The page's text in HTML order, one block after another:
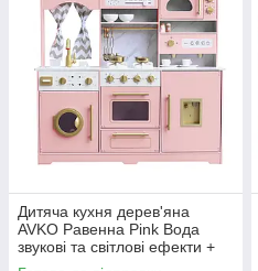
Дитяча кухня дерев'яна
AVKО Равенна Pink Вода
звукові та світлові ефекти +
аксесуари